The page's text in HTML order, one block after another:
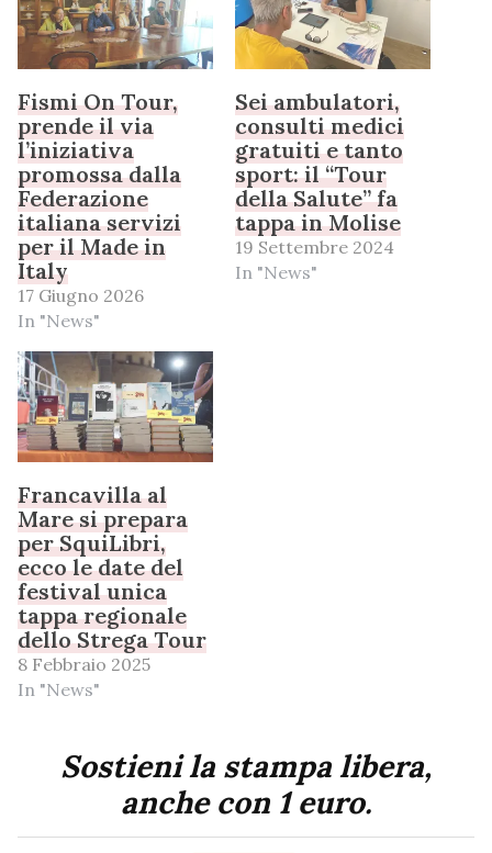
Fismi On Tour,
prende il via
l’iniziativa
promossa dalla
Federazione
italiana servizi
per il Made in
Italy
17 Giugno 2026
In "News"
Sei ambulatori,
consulti medici
gratuiti e tanto
sport: il “Tour
della Salute” fa
tappa in Molise
19 Settembre 2024
In "News"
Francavilla al
Mare si prepara
per SquiLibri,
ecco le date del
festival unica
tappa regionale
dello Strega Tour
8 Febbraio 2025
In "News"
Sostieni la stampa libera,
anche con 1 euro.